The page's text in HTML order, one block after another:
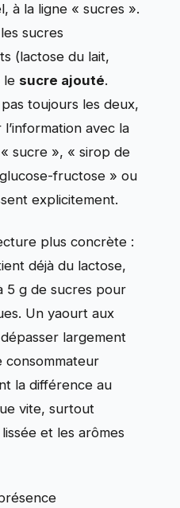
à la ligne « sucres ».
sucres
(lactose du lait,
le sucre ajouté.
toujours les deux,
avec la
sucre », « sirop de
fructose » ou
explicitement.
plus concrète :
déjà du lactose,
5 g de sucres pour
Un yaourt aux
largement
consommateur
la différence au
vite, surtout
et les arômes